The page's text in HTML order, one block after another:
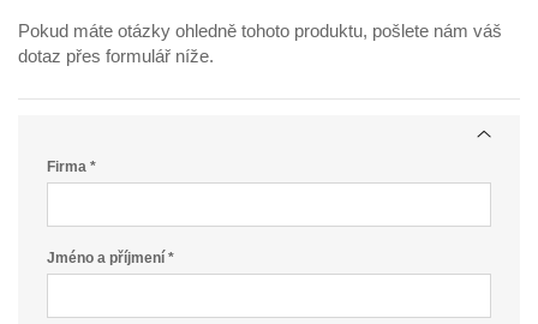
Pokud máte otázky ohledně tohoto produktu, pošlete nám váš
dotaz přes formulář níže.
Firma *
Jméno a příjmení *